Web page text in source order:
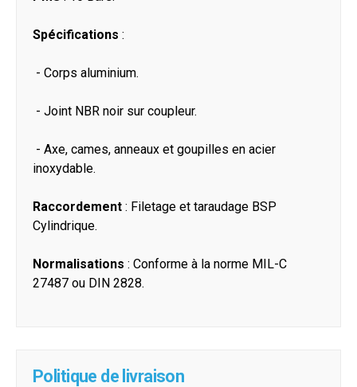
Spécifications :
- Corps aluminium.
- Joint NBR noir sur coupleur.
- Axe, cames, anneaux et goupilles en acier
inoxydable.
Raccordement : Filetage et taraudage BSP
Cylindrique.
Normalisations : Conforme à la norme MIL-C
27487 ou DIN 2828.
Politique de livraison